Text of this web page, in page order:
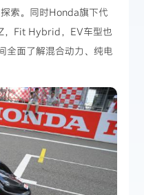
索。同时Honda旗下代
，Fit Hybrid，EV车型也
全面了解混合动力、纯电